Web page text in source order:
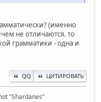
(именно
не отличаются. то
грамматики - одна и
QQ ЦИТИРОВАТЬ
"Shardanes"